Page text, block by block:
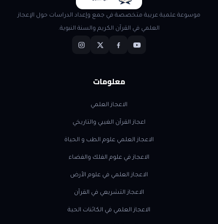
موسوعة علمية عربية متخصصة في جمع وإعداد الدراسات حول الإعجاز
العلمي في القرآن الكريم والسنة النبوية.
معلومات
الاعجاز العلمي
اعجاز القرآن الغيبي والتاريخي
الاعجاز العلمي علوم الطب و الحياة
الاعجاز في علوم الفلك والفضاء
الاعجاز العلمي في علوم الأرض
الاعجاز التشريعي في القرآن
الاعجاز العلمي في الكائنات الحية